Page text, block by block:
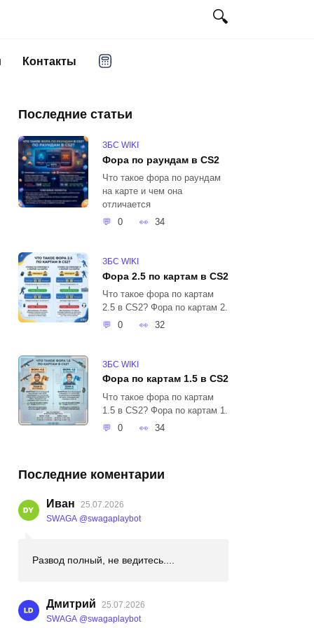
Контакты
Последние статьи
ЗБС WIKI
Фора по раундам в CS2
Что такое фора по раундам
на карте и чем она
отличается
0
34
ЗБС WIKI
Фора 2.5 по картам в CS2
Что такое фора по картам
2.5 в CS2? Фора по картам 2.
0
32
ЗБС WIKI
Фора по картам 1.5 в CS2
Что такое фора по картам
1.5 в CS2? Фора по картам 1.
0
34
Последние коментарии
Иван
25.07.2026
SWAGA @swagaplaybot
Развод полный, не ведитесь....
Дмитрий
25.07.2026
SWAGA @swagaplaybot